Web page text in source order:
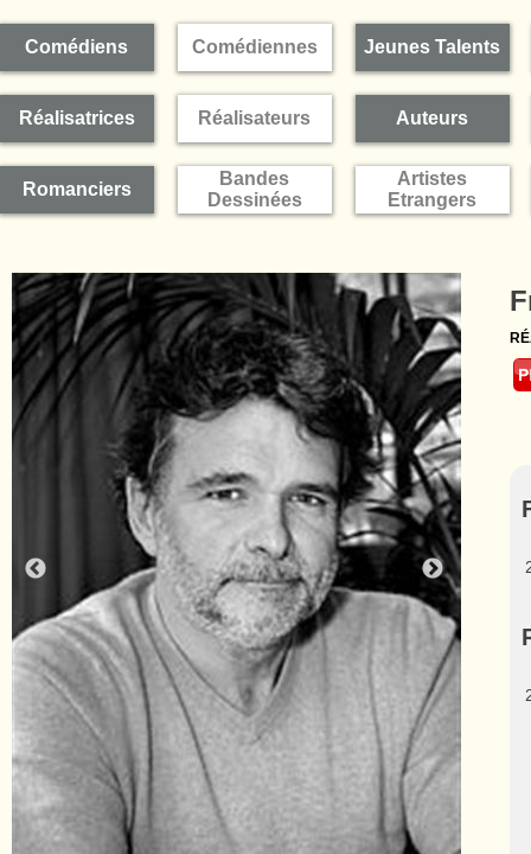
Comédiens Comédiennes Jeunes Talents
Réalisatrices Réalisateurs Auteurs
Romanciers
Bandes
Dessinées
Artistes
Etrangers